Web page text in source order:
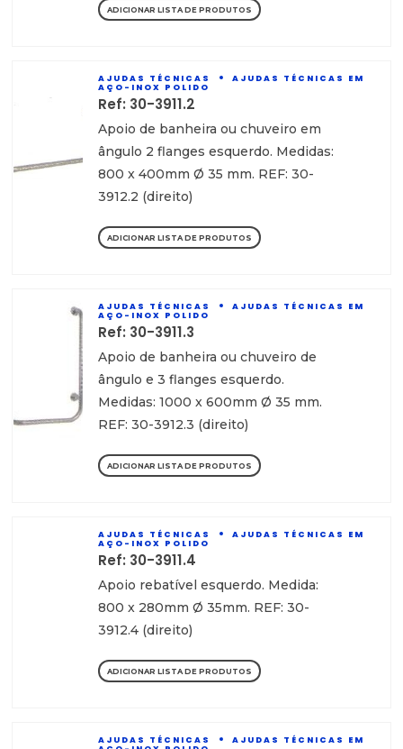
ADICIONAR LISTA DE PRODUTOS
AJUDAS TÉCNICAS
AJUDAS TÉCNICAS EM
AÇO-INOX POLIDO
Ref: 30-3911.2
Apoio de banheira ou chuveiro em
ângulo 2 flanges esquerdo. Medidas:
800 x 400mm Ø 35 mm. REF: 30-
3912.2 (direito)
ADICIONAR LISTA DE PRODUTOS
AJUDAS TÉCNICAS
AJUDAS TÉCNICAS EM
AÇO-INOX POLIDO
Ref: 30-3911.3
Apoio de banheira ou chuveiro de
ângulo e 3 flanges esquerdo.
Medidas: 1000 x 600mm Ø 35 mm.
REF: 30-3912.3 (direito)
ADICIONAR LISTA DE PRODUTOS
AJUDAS TÉCNICAS
AJUDAS TÉCNICAS EM
AÇO-INOX POLIDO
Ref: 30-3911.4
Apoio rebatível esquerdo. Medida:
800 x 280mm Ø 35mm. REF: 30-
3912.4 (direito)
ADICIONAR LISTA DE PRODUTOS
AJUDAS TÉCNICAS
AJUDAS TÉCNICAS EM